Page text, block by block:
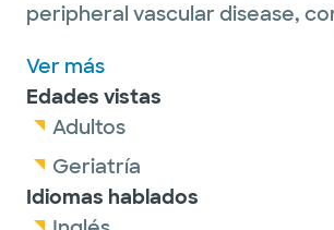
peripheral vascular disease,
cardiac imaging and medical
Whitaker is extensively trained
imaging and holds certifications
echocardiography, nuclear
vascular imaging.
Ver más
Edades vistas
Adultos
Geriatría
Idiomas hablados